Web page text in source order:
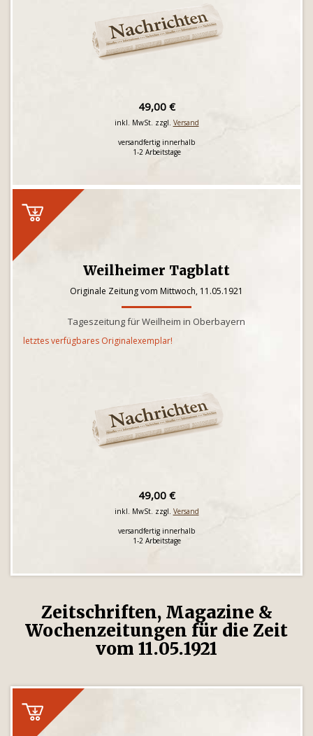
49,00 €
inkl. MwSt. zzgl. Versand
versandfertig innerhalb
1-2 Arbeitstage
Weilheimer Tagblatt
Originale Zeitung vom Mittwoch, 11.05.1921
Tageszeitung für Weilheim in Oberbayern
letztes verfügbares Originalexemplar!
49,00 €
inkl. MwSt. zzgl. Versand
versandfertig innerhalb
1-2 Arbeitstage
Zeitschriften, Magazine &
Wochenzeitungen für die Zeit
vom 11.05.1921